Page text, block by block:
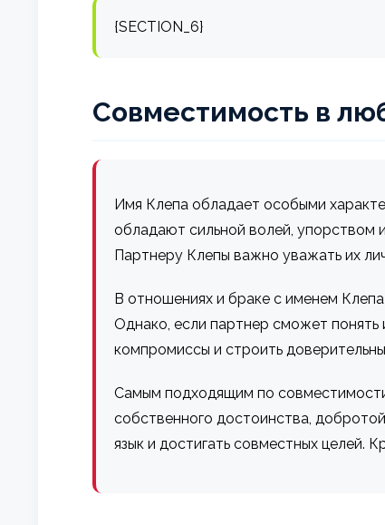
{SECTION_6}
Совместимость в
Имя Клепа обладает особыми
обладают сильной волей, упорством
Партнеру Клепы важно уважать их
В отношениях и браке с именем
Однако, если партнер сможет понять
компромиссы и строить
Самым подходящим по
собственного достоинства,
язык и достигать совместных целей.